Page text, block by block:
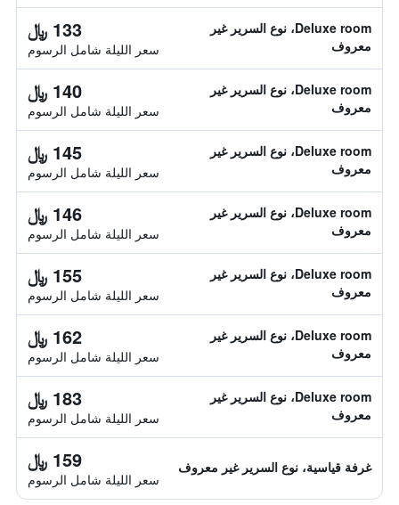
Deluxe room، نوع السرير غير
معروف
133 ﷼
سعر الليلة شامل الرسوم
Deluxe room، نوع السرير غير
معروف
140 ﷼
سعر الليلة شامل الرسوم
Deluxe room، نوع السرير غير
معروف
145 ﷼
سعر الليلة شامل الرسوم
Deluxe room، نوع السرير غير
معروف
146 ﷼
سعر الليلة شامل الرسوم
Deluxe room، نوع السرير غير
معروف
155 ﷼
سعر الليلة شامل الرسوم
Deluxe room، نوع السرير غير
معروف
162 ﷼
سعر الليلة شامل الرسوم
Deluxe room، نوع السرير غير
معروف
183 ﷼
سعر الليلة شامل الرسوم
غرفة قياسية، نوع السرير غير معروف 159 ﷼
سعر الليلة شامل الرسوم